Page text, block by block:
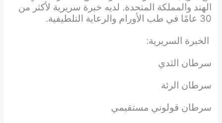
الهند والمملكة المتحدة. لديه خبرة سريرية لأكثر من
30 عامًا في طب الأورام والرعاية التلطيفية.
الخبرة السريرية:
سرطان الثدي
سرطان الرئة
سرطان قولوني مستقيمي